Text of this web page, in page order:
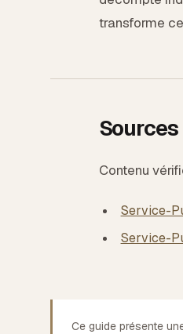
transforme
Contenu
Service-
Service-
Ce guide présente